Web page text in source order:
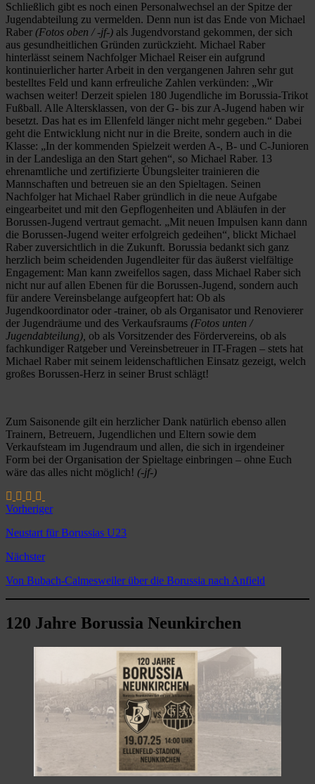
Schließlich gibt es noch einen Personalwechsel an der Spitze der
Jugendabteilung zu vermelden. Denn nun ist das Ende von Michael
Raber (Fotos oben / -jf-) als Jugendvorstand gekommen, der sich
aus gesundheitlichen Gründen zurückzieht. Michael Raber
hinterlässt seinem Nachfolger Michael Reiser ein aufgrund
kontinuierlicher harter Arbeit in den vergangenen Jahren sehr gut
bestelltes Feld und kann erfreuliche Zahlen verkünden: „Wir
wachsen weiter! Derzeit spielen 180 Jugendliche im Borussia-Trikot
Fußball. Alle Altersklassen, von der G- bis zur A-Jugend haben wir
besetzt. Das hat es im Ellenfeld länger nicht mehr gegeben.“ Dabei
geht die Entwicklung nicht nur in die Breite, sondern auch in die
Klasse: „In der kommenden Spielzeit werden A-, B- und C-Junioren
in der Landesliga an den Start gehen“, so Michael Raber. 13
ehrenamtliche und zertifizierte Übungsleiter trainieren die
Mannschaften und betreuen sie an den Spieltagen. Seinen
Nachfolger hat Michael Raber gründlich in die neue Aufgabe
eingearbeitet und mit den Gepflogenheiten und Abläufen in der
Borussen-Jugend vertraut gemacht. „Mit neuen Impulsen kann dann
die Borussen-Jugend weiter erfolgreich gedeihen“, blickt Michael
Raber zuversichtlich in die Zukunft. Borussia bedankt sich ganz
herzlich beim scheidenden Jugendleiter für das äußerst vielfältige
Engagement: Man kann zweifellos sagen, dass Michael Raber sich
nicht nur auf allen Ebenen für die Borussen-Jugend, sondern auch
für andere Vereinsbelange aufgeopfert hat: Ob als
Jugendkoordinator oder -trainer, ob als Organisator und Renovierer
der Jugendräume und des Verkaufsraums (Fotos unten /
Jugendabteilung), ob als Vorsitzender des Fördervereins, ob als
fachkundiger Ratgeber und Vereinsbetreuer in IT-Fragen – stets hat
Michael Raber mit seinem leidenschaftlichen Einsatz gezeigt, welch
großes Borussen-Herz in seiner Brust schlägt!
Zum Saisonende gilt ein herzlicher Dank natürlich ebenso allen
Trainern, Betreuern, Jugendlichen und Eltern sowie dem
Verkaufsteam im Jugendraum und allen, die sich in irgendeiner
Form bei der Organisation der Spieltage einbringen – ohne Euch
wäre das alles nicht möglich! (-jf-)
Vorheriger
Neustart für Borussias U23
Nächster
Von Bubach-Calmesweiler über die Borussia nach Anfield
120 Jahre Borussia Neunkirchen